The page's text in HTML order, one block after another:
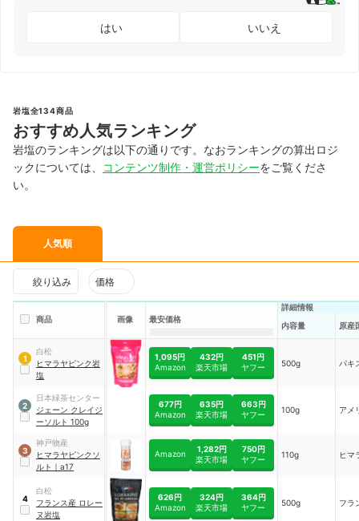
はい いいえ
岩塩全134商品
おすすめ人気ランキング
岩塩のランキングは以下の通りです。なおランキングの算出ロジ
ックについては、
コンテンツ制作・運営ポリシーをご覧くださ
い。
人気順
絞り込み 価格
商品 画像 最安価格
詳細情報
内容量
原産
1
白松
ヒマラヤピンク岩
塩
1,095円
Amazon
432円
楽天市場
451円
ヤフー
500g パキ
2
日本緑茶センター
ジェーン クレイジ
ーソルト 100g
677円
Amazon
635円
楽天市場
663円
ヤフー
100g アメ
3
神戸物産
ヒマラヤピンクソ
ルト ｜ a17
Amazon
1,282円
楽天市場
750円
ヤフー
110g ヒマ
4
白松
フランス産 ロレー
ヌ岩塩
626円
Amazon
324円
楽天市場
364円
ヤフー
500g フラ